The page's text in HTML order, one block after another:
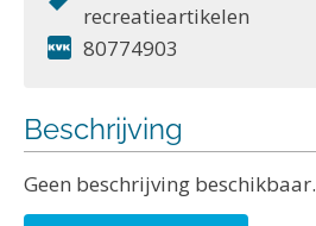
recreatieartikelen
80774903
Beschrijving
Geen beschrijving beschikbaar.